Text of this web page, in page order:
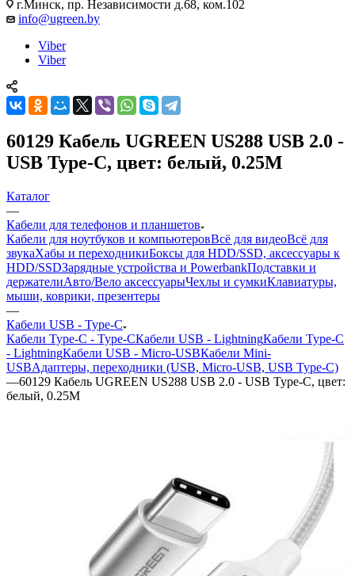
г.Минск, пр. Независимости д.68, ком.102
info@ugreen.by
Viber
Viber
60129 Кабель UGREEN US288 USB 2.0 -
USB Type-C, цвет: белый, 0.25M
Каталог
—
Кабели для телефонов и планшетов
Кабели для ноутбуков и компьютеровВсё для видеоВсё для
звукаХабы и переходникиБоксы для HDD/SSD, аксессуары к
HDD/SSDЗарядные устройства и PowerbankПодставки и
держателиАвто/Вело аксессуарыЧехлы и сумкиКлавиатуры,
мыши, коврики, презентеры
—
Кабели USB - Type-C
Кабели Type-C - Type-CКабели USB - LightningКабели Type-C
- LightningКабели USB - Micro-USBКабели Mini-
USBАдаптеры, переходники (USB, Micro-USB, USB Type-C)
—60129 Кабель UGREEN US288 USB 2.0 - USB Type-C, цвет:
белый, 0.25M